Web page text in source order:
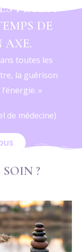
PLUS À
DE
AXE.
toutes les
la guérison
»
de médecine)
?